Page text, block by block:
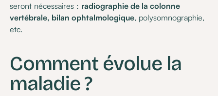
seront nécessaires : radiographie de la colonne
vertébrale, bilan ophtalmologique, polysomnographie,
etc.
Comment évolue la
maladie ?